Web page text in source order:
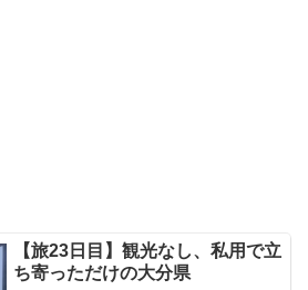
【旅23日目】観光なし、私用で立
ち寄っただけの大分県